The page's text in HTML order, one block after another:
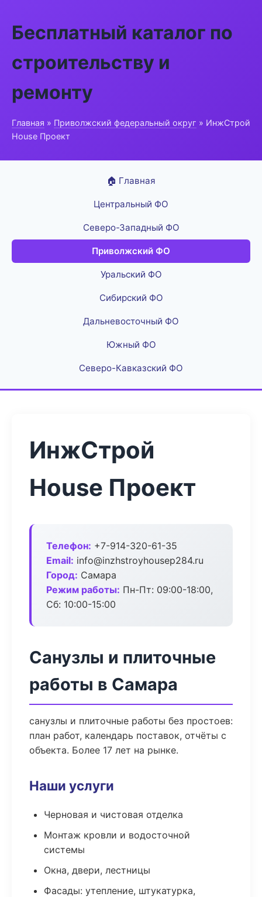
Бесплатный каталог по
строительству и
ремонту
Главная » Приволжский федеральный округ » ИнжСтрой
House Проект
🏠 Главная
Центральный ФО
Северо-Западный ФО
Приволжский ФО
Уральский ФО
Сибирский ФО
Дальневосточный ФО
Южный ФО
Северо-Кавказский ФО
ИнжСтрой
House Проект
Телефон: +7-914-320-61-35
Email: info@inzhstroyhousep284.ru
Город: Самара
Режим работы: Пн-Пт: 09:00-18:00,
Сб: 10:00-15:00
Санузлы и плиточные
работы в Самара
санузлы и плиточные работы без простоев:
план работ, календарь поставок, отчёты с
объекта. Более 17 лет на рынке.
Наши услуги
Черновая и чистовая отделка
Монтаж кровли и водосточной
системы
Окна, двери, лестницы
Фасады: утепление, штукатурка,